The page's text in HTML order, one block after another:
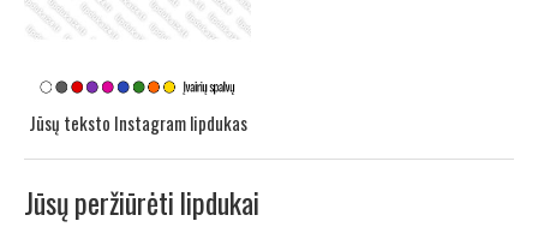
Jūsų teksto Instagram lipdukas
Jūsų peržiūrėti lipdukai